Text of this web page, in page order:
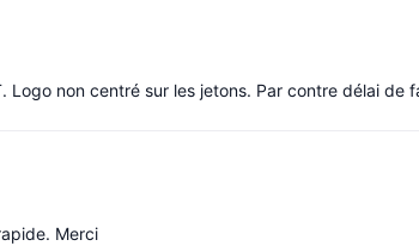
Logo non centré sur les jetons. Par contre délai de
Merci